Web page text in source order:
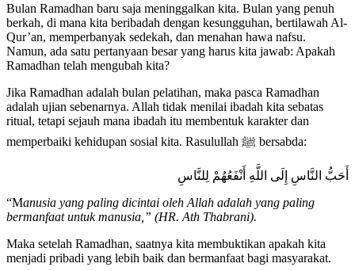
Bulan Ramadhan baru saja meninggalkan kita. Bulan yang penuh
berkah, di mana kita beribadah dengan kesungguhan, bertilawah Al-
Qur’an, memperbanyak sedekah, dan menahan hawa nafsu.
Namun, ada satu pertanyaan besar yang harus kita jawab: Apakah
Ramadhan telah mengubah kita?
Jika Ramadhan adalah bulan pelatihan, maka pasca Ramadhan
adalah ujian sebenarnya. Allah tidak menilai ibadah kita sebatas
ritual, tetapi sejauh mana ibadah itu membentuk karakter dan
memperbaiki kehidupan sosial kita. Rasulullah ﷺ bersabda:
أَحَبُّ النَّاسِ إِلَى اللَّهِ أَنْفَعُهُمْ لِلنَّاسِ
“Manusia yang paling dicintai oleh Allah adalah yang paling
bermanfaat untuk manusia,” (HR. Ath Thabrani).
Maka setelah Ramadhan, saatnya kita membuktikan apakah kita
menjadi pribadi yang lebih baik dan bermanfaat bagi masyarakat.